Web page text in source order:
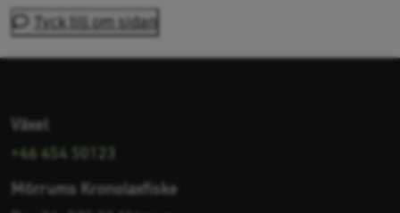
Tyck till om sidan
Växel
+46 454 50123
Mörrums Kronolaxfiske